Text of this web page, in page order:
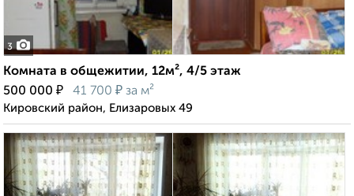
3
Комната в общежитии, 12м², 4/5 этаж
500 000 ₽ 41 700 ₽ за м²
Кировский район, Елизаровых 49